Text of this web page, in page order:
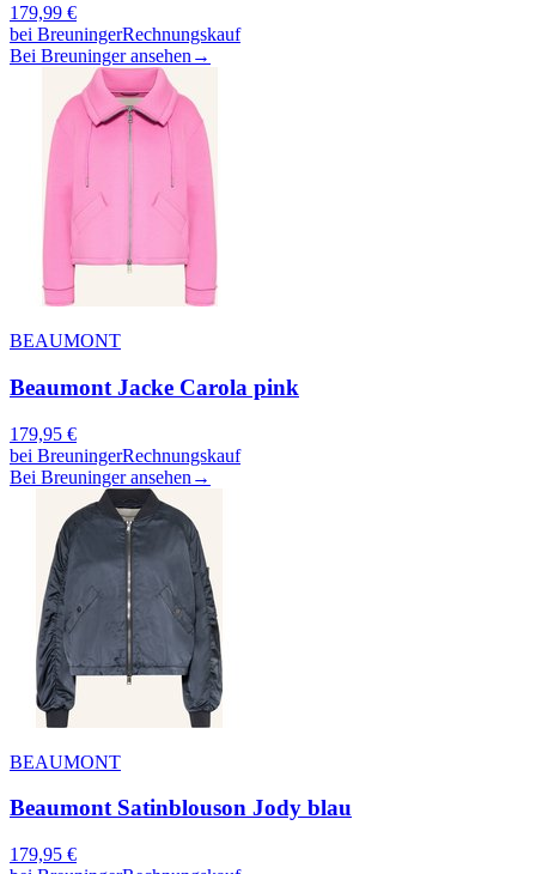
179,99 €
bei BreuningerRechnungskauf
Bei Breuninger ansehen →
BEAUMONT
Beaumont Jacke Carola pink
179,95 €
bei BreuningerRechnungskauf
Bei Breuninger ansehen →
BEAUMONT
Beaumont Satinblouson Jody blau
179,95 €